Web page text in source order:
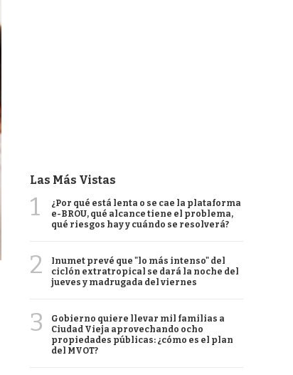
Las Más Vistas
1
¿Por qué está lenta o se cae la plataforma
e-BROU, qué alcance tiene el problema,
qué riesgos hay y cuándo se resolverá?
2
Inumet prevé que "lo más intenso" del
ciclón extratropical se dará la noche del
jueves y madrugada del viernes
3
Gobierno quiere llevar mil familias a
Ciudad Vieja aprovechando ocho
propiedades públicas: ¿cómo es el plan
del MVOT?